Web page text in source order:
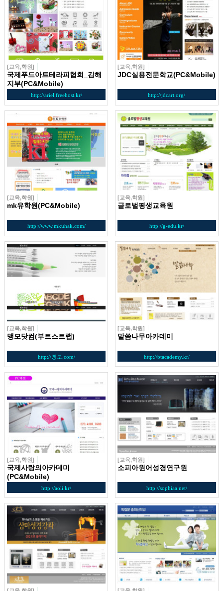
[교육,학원]
국제푸드아트테라피협회_김해
지부(PC&Mobile)
http://ariel.freehost.kr/
[교육,학원]
JDC실용전문학교(PC&Mobile)
http://jdcart.org/
[교육,학원]
mk유학원(PC&Mobile)
http://www.mkuhak.com/
[교육,학원]
글로벌평생교육원
http://g-edu.kr/
[교육,학원]
맹모닷컴(부트스트랩)
http://맹모.com/
[교육,학원]
말씀나무아카데미
http://btacademy.kr/
[교육,학원]
국제사랑의아카데미
(PC&Mobile)
http://aoli.kr/
[교육,학원]
소피아원어성경연구원
http://sophiaa.net/